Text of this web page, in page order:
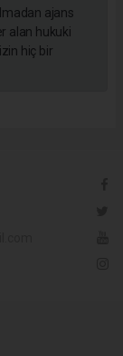
ajans
alan hukuki
hiç bir